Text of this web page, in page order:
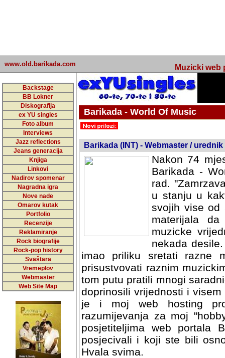
www.old.barikada.com Muzicki web
Backstage
BB Lokner
Diskografija
ex YU singles
Foto album
Interviews
Jazz reflections
Jeans generacija
Knjiga
Linkovi
Nadirov spomenar
Nagradna igra
Nove nade
Omarov kutak
Portfolio
Recenzije
Reklamiranje
Rock biografije
Rock-pop history
Svaštara
Vremeplov
Webmaster
Web Site Map
Barikada - World Of Music
Barikada (INT) - Webmaster / urednik
Nakon 74
Barikada -
rad.
u stanju u
svojih vise od
materijala
muzicke
nekada
imao priliku sretati razne
prisustvovati raznim
tom putu pratili mnogi
doprinosili vrijednosti i
je i moj web hosting
razumijevanja za moj
posjetiteljima web portala
posjecivali i koji ste bili
Hvala svima.